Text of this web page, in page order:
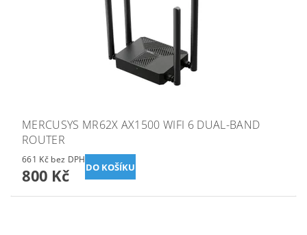
MERCUSYS MR62X AX1500 WIFI 6 DUAL-BAND
ROUTER
661 Kč bez DPH
800 Kč